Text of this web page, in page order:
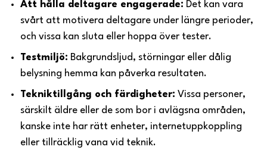
Att hålla deltagare engagerade: Det kan vara
svårt att motivera deltagare under längre perioder,
och vissa kan sluta eller hoppa över tester.
Testmiljö: Bakgrundsljud, störningar eller dålig
belysning hemma kan påverka resultaten.
Tekniktillgång och färdigheter: Vissa personer,
särskilt äldre eller de som bor i avlägsna områden,
kanske inte har rätt enheter, internetuppkoppling
eller tillräcklig vana vid teknik.